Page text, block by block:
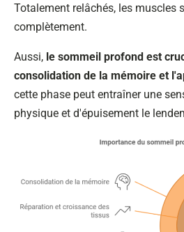
Totalement relâchés, les muscles
complètement.
Aussi, le sommeil profond est
consolidation de la mémoire et
cette phase peut entraîner une
physique et d'épuisement le